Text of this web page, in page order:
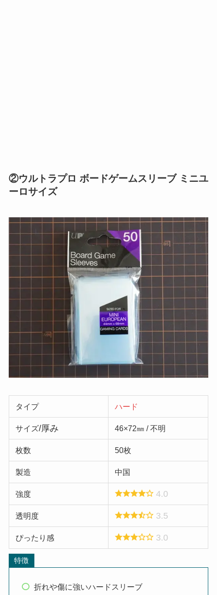
②ウルトラプロ ボードゲームスリーブ ミニユ
ーロサイズ
タイプ ハード
サイズ/厚み 46×72㎜ / 不明
枚数 50枚
製造 中国
強度 4.0
透明度 3.5
ぴったり感 3.0
特徴
折れや傷に強いハードスリーブ